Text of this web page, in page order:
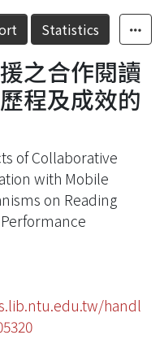
Statistics
之合作閱讀
程及成效的
of Collaborative
with Mobile
on Reading
handl